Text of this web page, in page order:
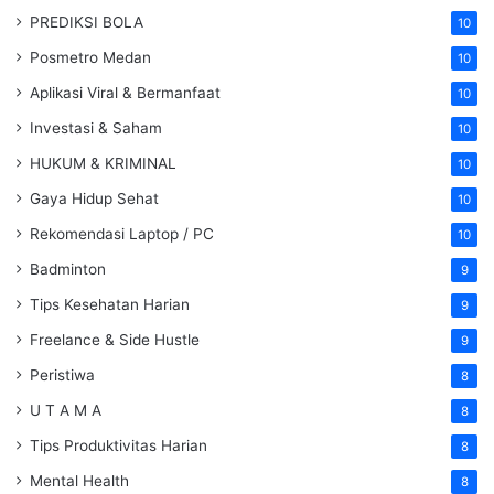
PREDIKSI BOLA 10
Posmetro Medan 10
Aplikasi Viral & Bermanfaat 10
Investasi & Saham 10
HUKUM & KRIMINAL 10
Gaya Hidup Sehat 10
Rekomendasi Laptop / PC 10
Badminton 9
Tips Kesehatan Harian 9
Freelance & Side Hustle 9
Peristiwa 8
U T A M A 8
Tips Produktivitas Harian 8
Mental Health 8